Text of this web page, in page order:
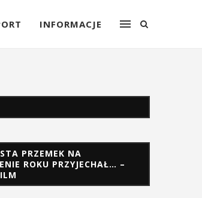
INFORMACJE
PRZEMEK NA
ROKU PRZYJECHAŁ… –